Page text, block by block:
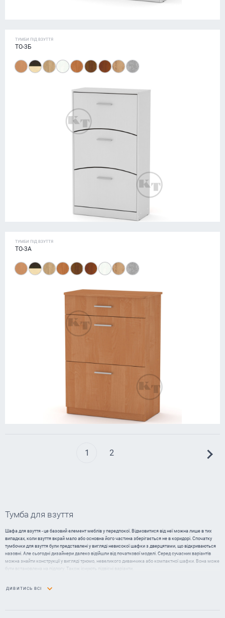
ТУМБИ ПІД ВЗУТТЯ
ТО-3Б
ТУМБИ ПІД ВЗУТТЯ
ТО-3А
1 2
Тумба для взуття
Шафа для взуття - це базовий елемент меблів у передпокої. Відмовитися від неї можна лише в тих
випадках, коли взуття вкрай мало або основна його частина зберігається не в коридорі. Спочатку
тумбочки для взуття були представлені у вигляді невисокої шафки з дверцятами, що відкриваються
назовні. Але сьогодні дизайнери далеко відійшли від початкової моделі. Серед сучасних варіантів
можна знайти конструкції у вигляді трюмо, невеликого диванчика або компактної шафки. Вона може
бути встановлена на підлогу. Також існують підвісні варіанти.
зберігати неактуальні на цей час моделі. Це ще одна перевага встановлення тумби під взуття. З нею
ДИВИТИСЬ ВСІ